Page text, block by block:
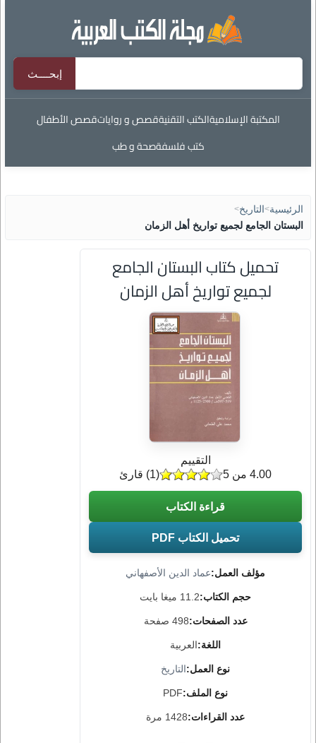
المكتبة الإسلاميةالكتب التقنيةقصص و رواياتقصص الأطفال
كتب فلسفةصحة و طب
الرئيسية> التاريخ>
البستان الجامع لجميع تواريخ أهل الزمان
تحميل كتاب البستان الجامع
لجميع تواريخ أهل الزمان
مؤلف العمل:عماد الدين الأصفهاني
حجم الكتاب:11.2 ميغا بايت
عدد الصفحات:498 صفحة
اللغة:العربية
نوع العمل:التاريخ
نوع الملف:PDF
عدد القراءات:1428 مرة
التقييم
(
1) قارئ 4.00 من 5
قراءة الكتاب
تحميل الكتاب PDF